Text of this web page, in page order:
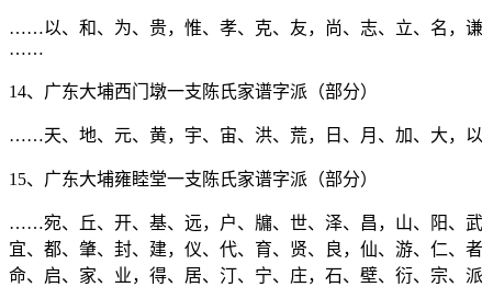
……以、和、为、贵，惟、孝、克、友，尚、志、立、名，
……
14、广东大埔西门墩一支陈氏家谱字派（部分）
……天、地、元、黄，宇、宙、洪、荒，日、月、加、大，
15、广东大埔雍睦堂一支陈氏家谱字派（部分）
……宛、丘、开、基、远，户、牖、世、泽、昌，山、阳、
宜、都、肇、封、建，仪、代、育、贤、良，仙、游、仁、
命、启、家、业，得、居、汀、宁、庄，石、壁、衍、宗